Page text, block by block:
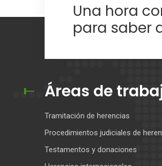
Una hora
para saber
Áreas de
Tramitación de herencias
Procedimientos judiciales de
Testamentos y donaciones